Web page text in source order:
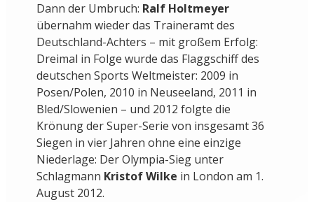
Dann der Umbruch: Ralf Holtmeyer
übernahm wieder das Traineramt des
Deutschland-Achters – mit großem Erfolg:
Dreimal in Folge wurde das Flaggschiff des
deutschen Sports Weltmeister: 2009 in
Posen/Polen, 2010 in Neuseeland, 2011 in
Bled/Slowenien – und 2012 folgte die
Krönung der Super-Serie von insgesamt 36
Siegen in vier Jahren ohne eine einzige
Niederlage: Der Olympia-Sieg unter
Schlagmann Kristof Wilke in London am 1.
August 2012.